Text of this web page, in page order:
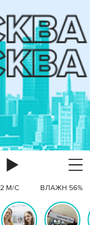
М/С ВЛАЖН 56%